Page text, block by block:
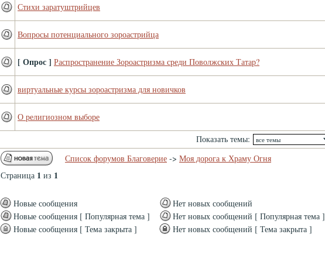
Стихи заратуштрийцев
Вопросы потенциального зороастрийца
[ Опрос ] Распространение Зороастризма среди Поволжских Татар?
виртуальные курсы зороастризма для новичков
О религиозном выборе
Показать темы:
Список форумов Благоверие -> Моя дорога к Храму Огня
Страница 1 из 1
Новые сообщения
Нет новых сообщений
Новые сообщения [ Популярная тема ]
Нет новых сообщений [ Популярная тема ]
Новые сообщения [ Тема закрыта ]
Нет новых сообщений [ Тема закрыта ]